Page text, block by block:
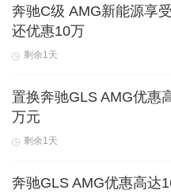
奔驰C级 AMG新能源享
还优惠10万
剩余1天
置换奔驰GLS AMG优惠
万元
剩余1天
奔驰GLS AMG优惠高达